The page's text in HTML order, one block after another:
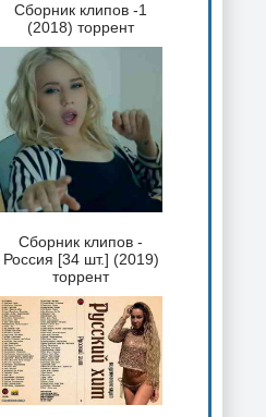
Сборник клипов -1
(2018) торрент
Сборник клипов -
Россия [34 шт.] (2019)
торрент